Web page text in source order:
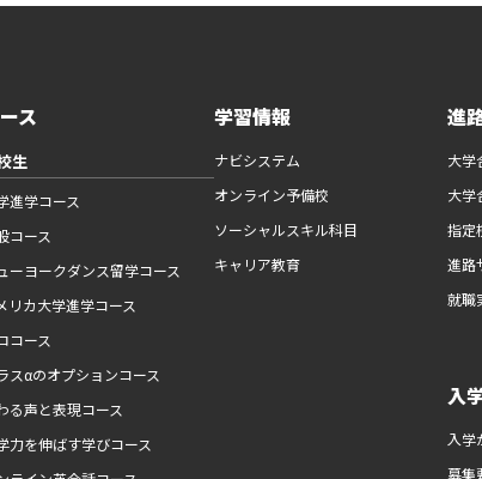
ス
生
進学コース
コース
ーヨークダンス留学コース
リカ大学進学コース
コース
スαのオプションコース
る声と表現コース
力を伸ばす学びコース
学習情報
ナビシステム
オンライン予備校
ソーシャルスキル科目
キャリア教育
進
大学
大学
指定
進路
就職
入
入学
募集